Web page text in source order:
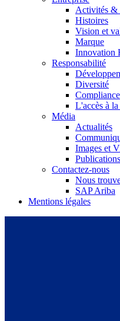
Activités &
Histoires
Vision et
Marque
Innovation
Responsabilité
Diversité
Compliance
L'accès à
Média
Actualités
Images et
Publications
Contactez-nous
Nous
SAP Ariba
Mentions légales